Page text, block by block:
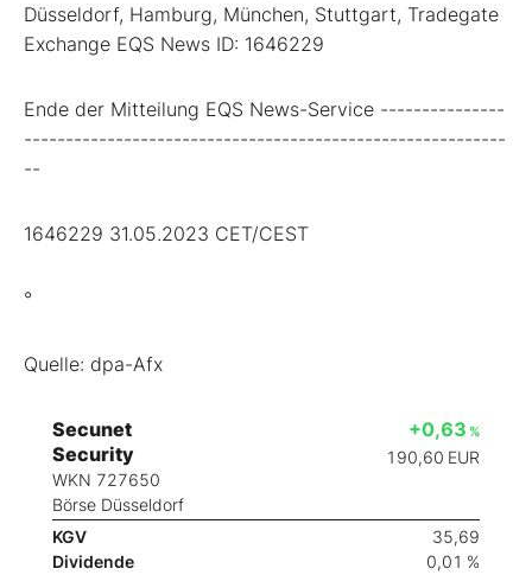
Düsseldorf, Hamburg, München, Stuttgart, Tradegate
Exchange EQS News ID: 1646229
Ende der Mitteilung EQS News-Service ---------------
----------------------------------------------------------
--
1646229 31.05.2023 CET/CEST
°
Quelle: dpa-Afx
Secunet
Security
WKN 727650
Börse Düsseldorf
+0,63 %
190,60 EUR
KGV
35,69
Dividende
0,01 %